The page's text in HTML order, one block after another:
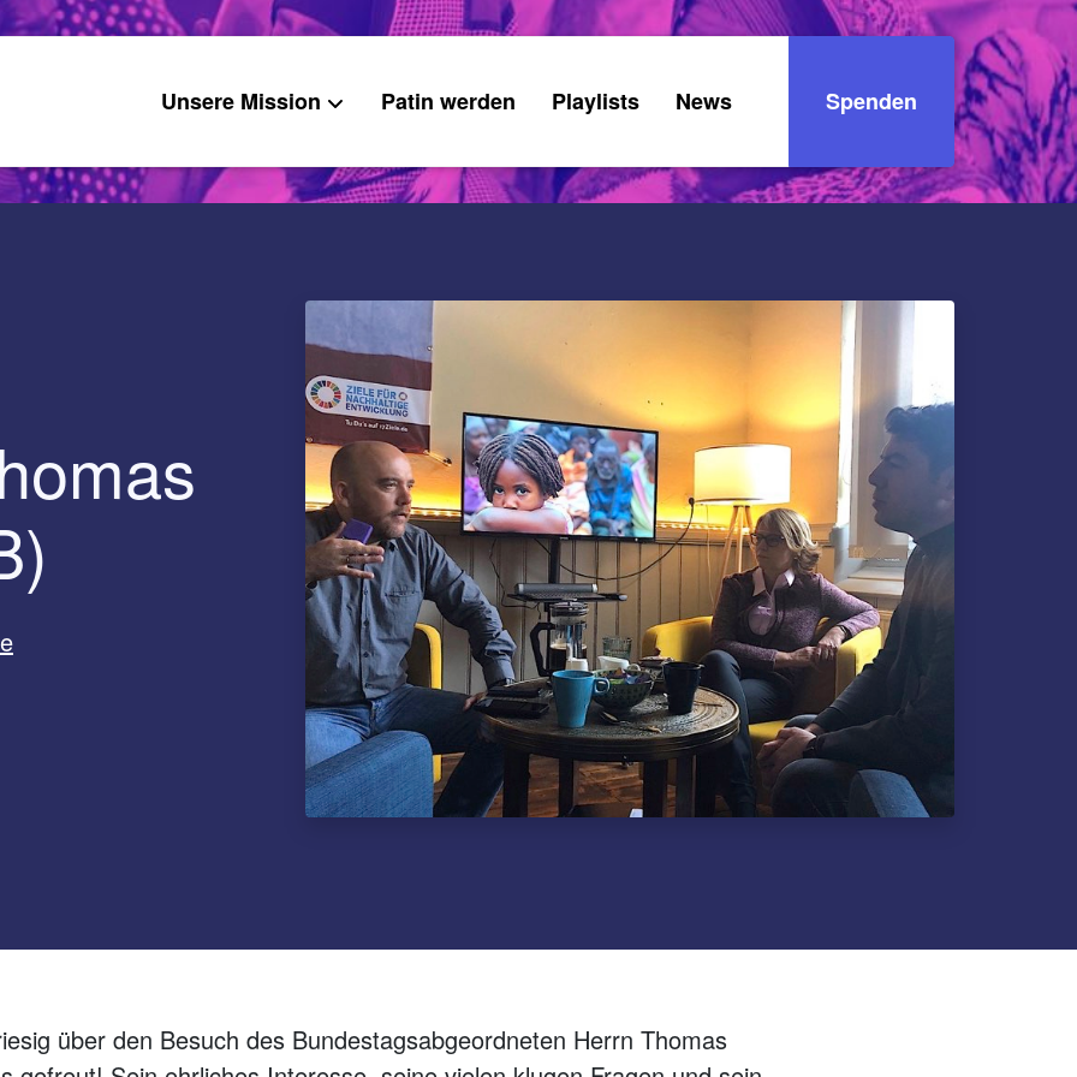
Unsere Mission Patin werden Playlists News Spenden
über den Besuch des Bundestagsabgeordneten Herrn Thomas